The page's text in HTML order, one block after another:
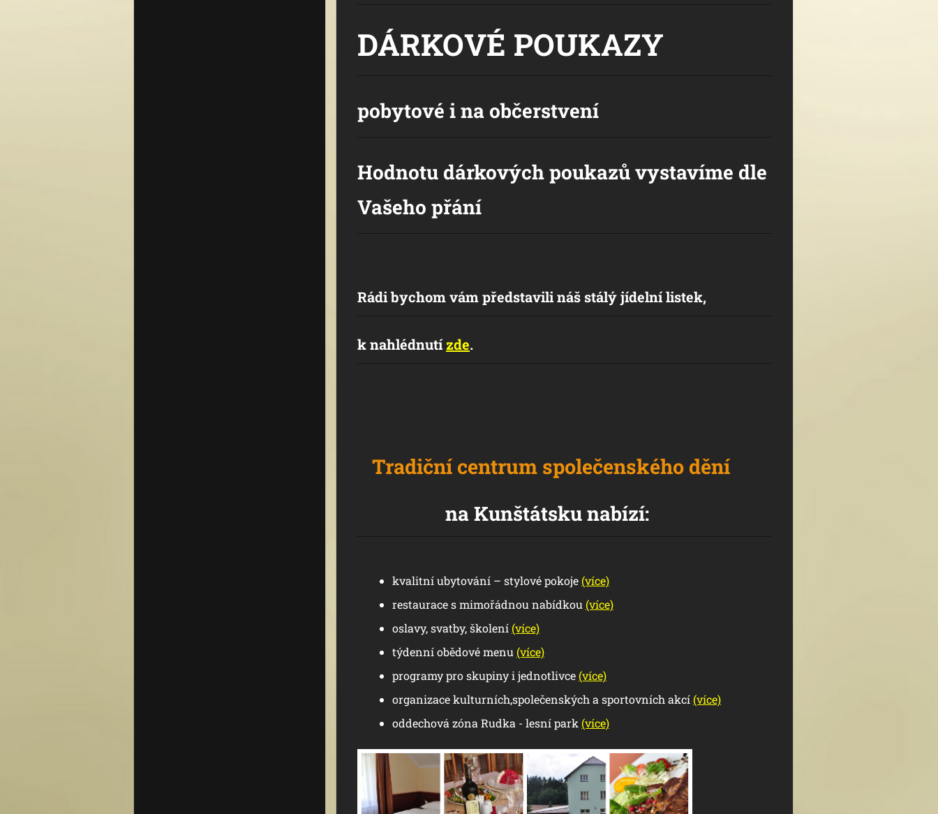
DÁRKOVÉ POUKAZY
pobytové i na občerstvení
Hodnotu dárkových poukazů vystavíme dle
Vašeho přání
Rádi bychom vám představili náš stálý jídelní listek,
k nahlédnutízde.
Tradiční centrum společenského dění
na Kunštátsku nabízí:
kvalitní ubytování – stylové pokoje (více)
restaurace s mimořádnou nabídkou (více)
oslavy, svatby, školení (více)
týdenní obědové menu (více)
programy pro skupiny i jednotlivce (více)
organizace kulturních,společenských a sportovních akcí (více)
oddechová zóna Rudka - lesní park (více)